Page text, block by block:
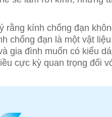
rằng kính chống đạn
chống đạn là một vật
gia đình muốn có kiểu
cực kỳ quan trọng đối